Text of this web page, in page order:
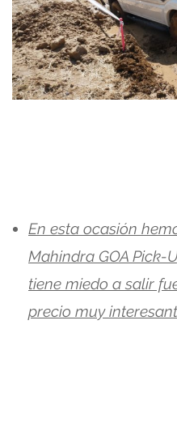
En esta ocasión
Mahindra GOA Pick-
tiene miedo a salir
precio muy